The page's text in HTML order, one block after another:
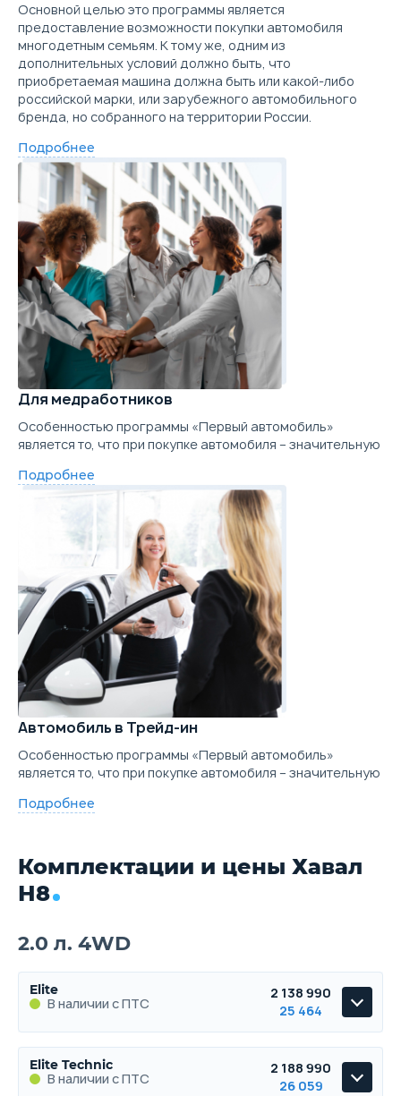
Основной целью это программы является
предоставление возможности покупки автомобиля
многодетным семьям. К тому же, одним из
дополнительных условий должно быть, что
приобретаемая машина должна быть или какой-либо
российской марки, или зарубежного автомобильного
бренда, но собранного на территории России.
Подробнее
Для медработников
Особенностью программы «Первый автомобиль»
является то, что при покупке автомобиля – значительную
Подробнее
Автомобиль в Трейд-ин
Особенностью программы «Первый автомобиль»
является то, что при покупке автомобиля – значительную
Подробнее
Комплектации и цены Хавал
Н8
2.0 л. 4WD
Elite
В наличии с ПТС
2 138 990
25 464
Elite
В наличии с ПТС
Elite Technic
В наличии с ПТС
2 188 990
26 059